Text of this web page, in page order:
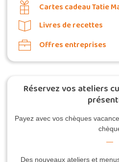
Cartes cadeau Tatie
Livres de recettes
Offres entreprises
Réservez vos ateliers
Payez avec vos chèques
Des nouveaux ateliers et